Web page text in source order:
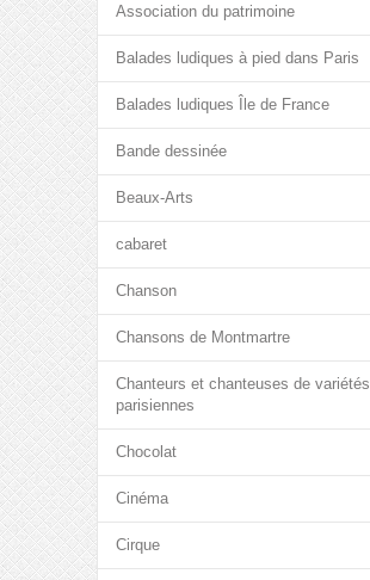
Association du patrimoine
Balades ludiques à pied dans Paris
Balades ludiques Île de France
Bande dessinée
Beaux-Arts
cabaret
Chanson
Chansons de Montmartre
Chanteurs et chanteuses de variétés
parisiennes
Chocolat
Cinéma
Cirque